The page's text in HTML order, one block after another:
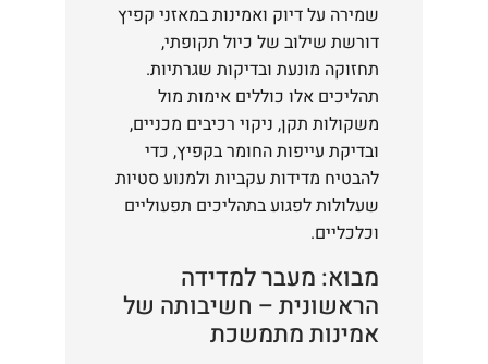
שמירה על דיוק ואמינות במאזני קפיץ
דורשת שילוב של כיול תקופתי,
תחזוקה מונעת ובדיקות שגרתיות.
תהליכים אלו כוללים אימות מול
משקולות תקן, ניקוי רכיבים מכניים,
ובדיקת עייפות החומר בקפיץ, כדי
להבטיח מדידות עקביות ולמנוע סטיות
שעלולות לפגוע בתהליכים תפעוליים
וכלכליים.
מבוא: מעבר למדידה
הראשונית – חשיבותה של
אמינות מתמשכת